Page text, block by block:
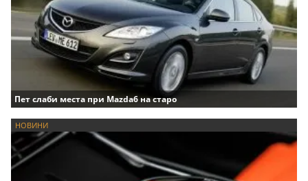
Пет слаби места при Mazda6 на старо
НОВИНИ